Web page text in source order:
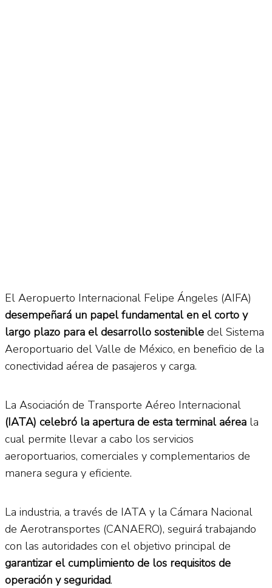
El Aeropuerto Internacional Felipe Ángeles (AIFA)
desempeñará un papel fundamental en el corto y
largo plazo para el desarrollo sostenible del Sistema
Aeroportuario del Valle de México, en beneficio de la
conectividad aérea de pasajeros y carga.
La Asociación de Transporte Aéreo Internacional
(IATA) celebró la apertura de esta terminal aérea la
cual permite llevar a cabo los servicios
aeroportuarios, comerciales y complementarios de
manera segura y eficiente.
La industria, a través de IATA y la Cámara Nacional
de Aerotransportes (CANAERO), seguirá trabajando
con las autoridades con el objetivo principal de
garantizar el cumplimiento de los requisitos de
operación y seguridad.